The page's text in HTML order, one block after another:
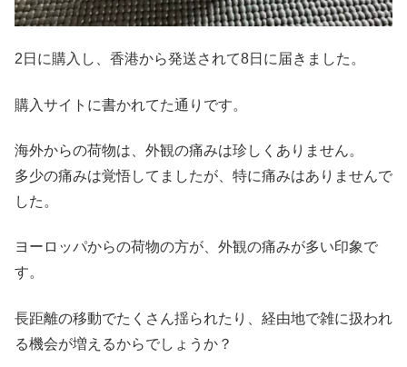
2日に購入し、香港から発送されて8日に届きました。
購入サイトに書かれてた通りです。
海外からの荷物は、外観の痛みは珍しくありません。
多少の痛みは覚悟してましたが、特に痛みはありませんで
した。
ヨーロッパからの荷物の方が、外観の痛みが多い印象で
す。
長距離の移動でたくさん揺られたり、経由地で雑に扱われ
る機会が増えるからでしょうか？